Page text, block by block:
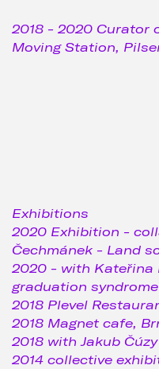
2018 - 2020 Curator
Moving Station,
Exhibitions
2020 Exhibition -
Čechmánek - Land
2020 - with Kateřina
graduation
2018 Plevel
2018 Magnet cafe,
2018 with Jakub
2014 collective